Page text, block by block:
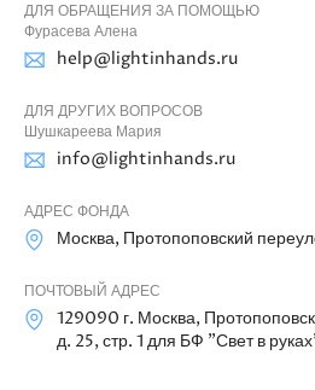
ДЛЯ ОБРАЩЕНИЯ ЗА ПОМОЩЬЮ
Фурасева Алена
help@lightinhands.ru
ДЛЯ ДРУГИХ ВОПРОСОВ
Шушкареева Мария
info@lightinhands.ru
АДРЕС ФОНДА
Москва, Протопоповский
ПОЧТОВЫЙ АДРЕС
129090 г. Москва,
д. 25, стр. 1 для БФ "Свет в